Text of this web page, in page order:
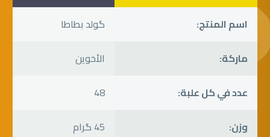
اسم المنتج:
گولد بطاطا
ماركة:
الأخوين
عدد في كل علبة:
48
وزن:
45 گرام